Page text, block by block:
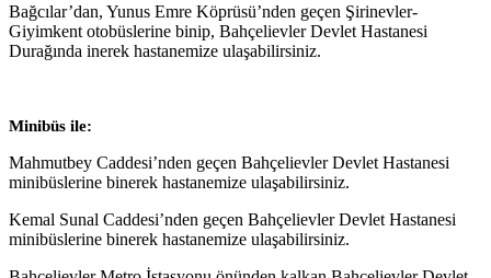
Bağcılar’dan, Yunus Emre Köprüsü’nden geçen Şirinevler-
Giyimkent otobüslerine binip, Bahçelievler Devlet Hastanesi
Durağında inerek hastanemize ulaşabilirsiniz.
Minibüs ile:
Mahmutbey Caddesi’nden geçen Bahçelievler Devlet Hastanesi
minibüslerine binerek hastanemize ulaşabilirsiniz.
Kemal Sunal Caddesi’nden geçen Bahçelievler Devlet Hastanesi
minibüslerine binerek hastanemize ulaşabilirsiniz.